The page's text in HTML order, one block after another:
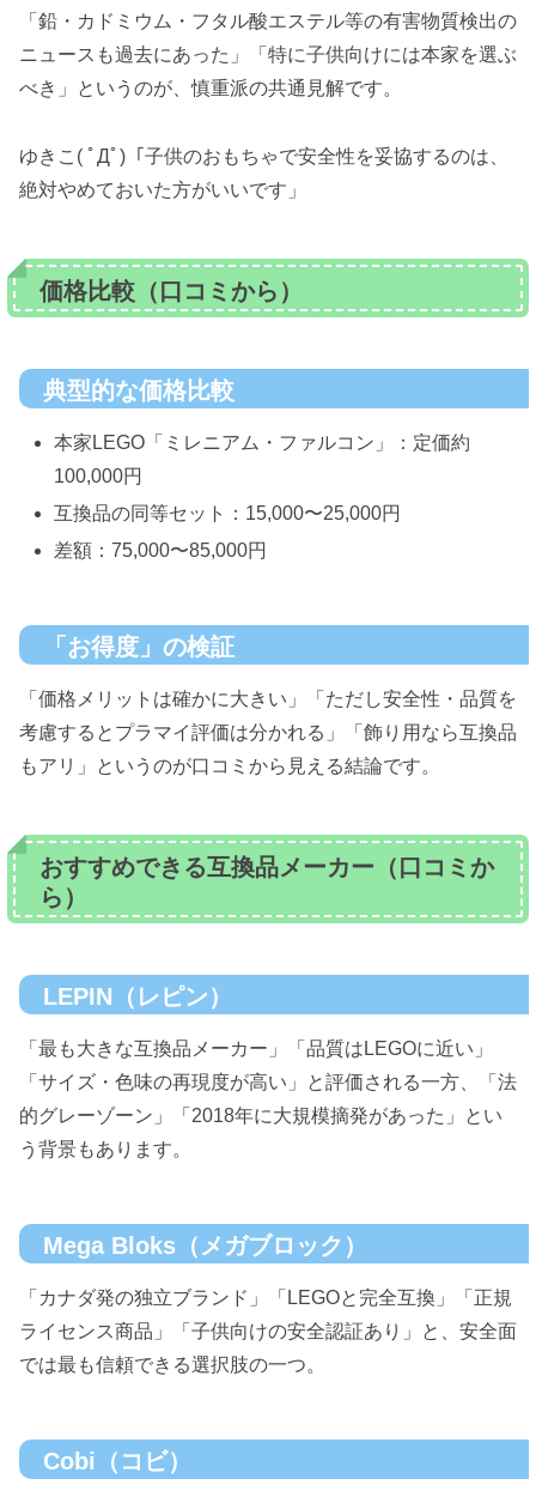
「鉛・カドミウム・フタル酸エステル等の有害物質検出の
ニュースも過去にあった」「特に子供向けには本家を選ぶ
べき」というのが、慎重派の共通見解です。
ゆきこ( ﾟДﾟ)「子供のおもちゃで安全性を妥協するのは、
絶対やめておいた方がいいです」
価格比較（口コミから）
典型的な価格比較
本家LEGO「ミレニアム・ファルコン」：定価約
100,000円
互換品の同等セット：15,000〜25,000円
差額：75,000〜85,000円
「お得度」の検証
「価格メリットは確かに大きい」「ただし安全性・品質を
考慮するとプラマイ評価は分かれる」「飾り用なら互換品
もアリ」というのが口コミから見える結論です。
おすすめできる互換品メーカー（口コミか
ら）
LEPIN（レピン）
「最も大きな互換品メーカー」「品質はLEGOに近い」
「サイズ・色味の再現度が高い」と評価される一方、「法
的グレーゾーン」「2018年に大規模摘発があった」とい
う背景もあります。
Mega Bloks（メガブロック）
「カナダ発の独立ブランド」「LEGOと完全互換」「正規
ライセンス商品」「子供向けの安全認証あり」と、安全面
では最も信頼できる選択肢の一つ。
Cobi（コビ）